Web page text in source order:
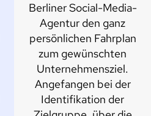
Berliner Social-Media-
Agentur den ganz
persönlichen Fahrplan
zum gewünschten
Unternehmensziel.
Angefangen bei der
Identifikation der